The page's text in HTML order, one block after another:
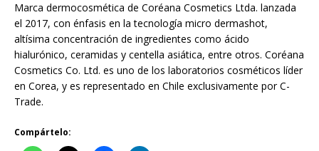
Marca dermocosmética de Coréana Cosmetics Ltda. lanzada
el 2017, con énfasis en la tecnología micro dermashot,
altísima concentración de ingredientes como ácido
hialurónico, ceramidas y centella asiática, entre otros. Coréana
Cosmetics Co. Ltd. es uno de los laboratorios cosméticos líder
en Corea, y es representado en Chile exclusivamente por C-
Trade.
Compártelo: